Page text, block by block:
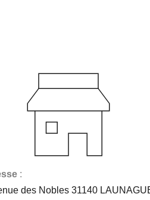
:
des Nobles 31140